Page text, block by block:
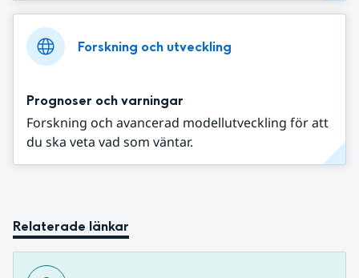
Forskning och utveckling
Prognoser och varningar
Forskning och avancerad modellutveckling för att
du ska veta vad som väntar.
Relaterade länkar